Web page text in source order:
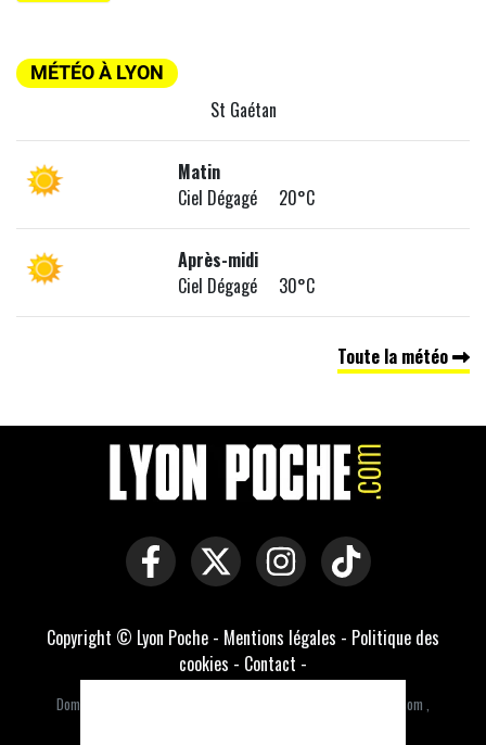
MÉTÉO À LYON
St Gaétan
Matin
Ciel Dégagé 20°C
Après-midi
Ciel Dégagé 30°C
Toute la météo
Copyright © Lyon Poche - Mentions légales - Politique des
cookies - Contact -
Domaines officiels : lyonsortie.com ,